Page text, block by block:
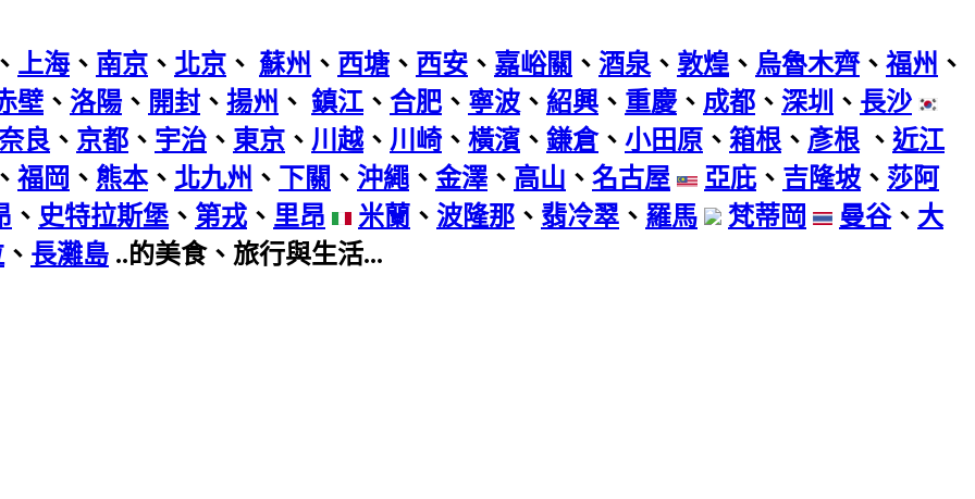
、 上海、 南京 、 北京 、 蘇州 、 西塘 、 西安 、 嘉峪關 、 酒泉 、 敦煌 、 烏魯木齊、 福州 、
壁 、 洛陽 、 開封 、 揚州 、 鎮江 、 合肥 、 寧波 、 紹興 、 重慶、 成都 、 深圳 、 長沙
良 、 京都 、 宇治 、 東京 、 川越 、 川崎 、 橫濱 、 鎌倉、 小田原 、 箱根 、 彥根 、 近江
、 福岡 、 熊本、 北九州 、 下關 、 沖繩 、 金澤 、 高山 、 名古屋 亞庇 、 吉隆坡 、 莎阿
、 史特拉斯堡 、 第戎 、 里昂 米蘭 、 波隆那 、 翡冷翠 、 羅馬 梵蒂岡 曼谷、 大
、 長灘島 ..的美食、旅行與生活...